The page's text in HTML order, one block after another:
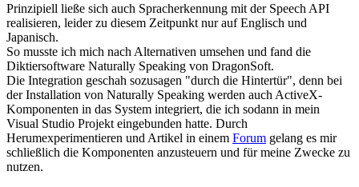
Prinzipiell ließe sich auch Spracherkennung mit der Speech API
realisieren, leider zu diesem Zeitpunkt nur auf Englisch und
Japanisch.
So musste ich mich nach Alternativen umsehen und fand die
Diktiersoftware Naturally Speaking von DragonSoft.
Die Integration geschah sozusagen "durch die Hintertür", denn bei
der Installation von Naturally Speaking werden auch ActiveX-
Komponenten in das System integriert, die ich sodann in mein
Visual Studio Projekt eingebunden hatte. Durch
Herumexperimentieren und Artikel in einem Forum gelang es mir
schließlich die Komponenten anzusteuern und für meine Zwecke zu
nutzen.